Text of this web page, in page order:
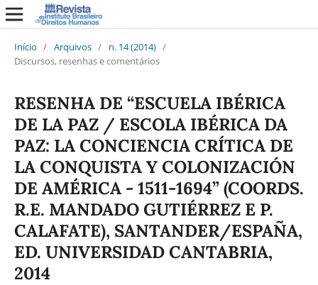
Início / Arquivos / n. 14 (2014) /
Discursos, resenhas e comentários
RESENHA DE “ESCUELA IBÉRICA
DE LA PAZ / ESCOLA IBÉRICA DA
PAZ: LA CONCIENCIA CRÍTICA DE
LA CONQUISTA Y COLONIZACIÓN
DE AMÉRICA - 1511-1694” (COORDS.
R.E. MANDADO GUTIÉRREZ E P.
CALAFATE), SANTANDER/ESPAÑA,
ED. UNIVERSIDAD CANTABRIA,
2014